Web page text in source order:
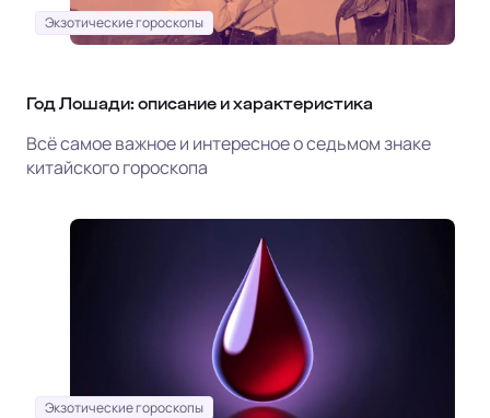
Экзотические гороскопы
Год Лошади: описание и характеристика
Всё самое важное и интересное о седьмом знаке
китайского гороскопа
Экзотические гороскопы